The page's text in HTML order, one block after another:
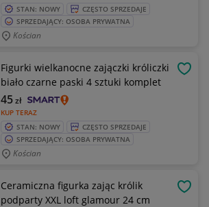
STAN: NOWY
CZĘSTO SPRZEDAJE
SPRZEDAJĄCY: OSOBA PRYWATNA
Kościan
Figurki wielkanocne zajączki króliczki
biało czarne paski 4 sztuki komplet
KUP TERAZ
45zł
STAN: NOWY
CZĘSTO SPRZEDAJE
SPRZEDAJĄCY: OSOBA PRYWATNA
Kościan
Ceramiczna figurka zając królik
podparty XXL loft glamour 24 cm